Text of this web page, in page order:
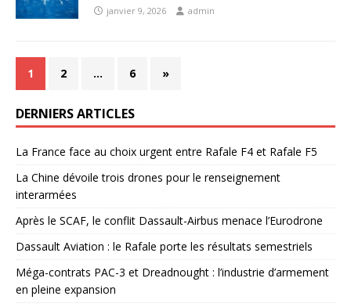
janvier 9, 2026 admin
1 2 … 6 »
DERNIERS ARTICLES
La France face au choix urgent entre Rafale F4 et Rafale F5
La Chine dévoile trois drones pour le renseignement
interarmées
Après le SCAF, le conflit Dassault-Airbus menace l’Eurodrone
Dassault Aviation : le Rafale porte les résultats semestriels
Méga-contrats PAC-3 et Dreadnought : l’industrie d’armement
en pleine expansion